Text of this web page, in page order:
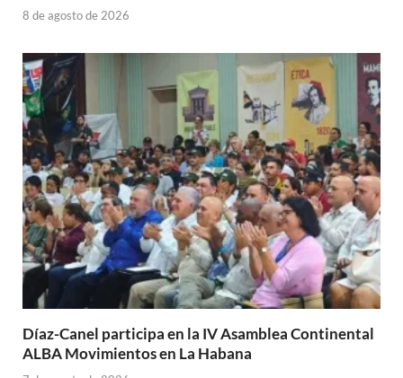
8 de agosto de 2026
Díaz-Canel participa en la IV Asamblea Continental
ALBA Movimientos en La Habana